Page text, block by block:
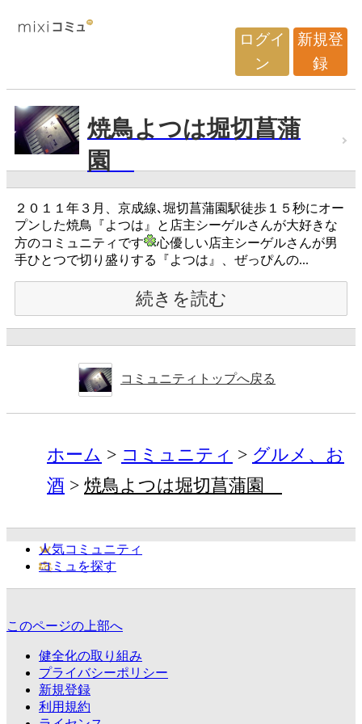
ログイ
ン
新規登
録
焼鳥よつは堀切菖蒲
園
２０１１年３月、京成線､堀切菖蒲園駅徒歩１５秒にオー
プンした焼鳥『よつは』と店主シーゲルさんが大好きな
方のコミュニティです
心優しい店主シーゲルさんが男
手ひとつで切り盛りする『よつは』、ぜっぴんの...
続きを読む
コミュニティトップへ戻る
ホーム コミュニティ
グルメ、お
酒
焼鳥よつは堀切菖蒲園
人気コミュニティ
コミュを探す
このページの上部へ
健全化の取り組み
プライバシーポリシー
新規登録
利用規約